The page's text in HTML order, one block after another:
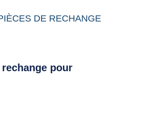
DE RECHANGE
pour